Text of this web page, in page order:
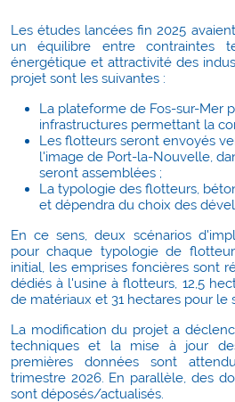
Les études lancées fin 2025
un équilibre entre contraintes
énergétique et attractivité des
projet sont les suivantes :
La plateforme de Fos-sur-Mer
infrastructures permettant la
Les flotteurs seront envoyés
l'image de Port-la-Nouvelle,
seront assemblées ;
La typologie des flotteurs,
et dépendra du choix des
En ce sens, deux scénarios
pour chaque typologie de
initial, les emprises foncières sont
dédiés à l'usine à flotteurs, 12,5
de matériaux et 31 hectares pour le
La modification du projet a
techniques et la mise à jour
premières données sont
trimestre 2026. En parallèle, des
sont déposés/actualisés.